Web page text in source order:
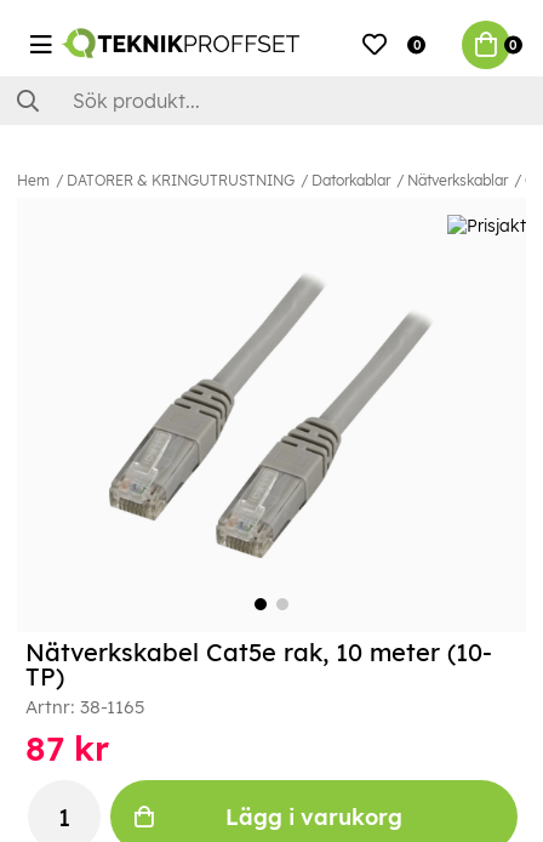
0 0
Hem DATORER & KRINGUTRUSTNING Datorkablar Nätverkskablar
Nätverkskabel Cat5e rak, 10 meter (10-
TP)
Artnr: 38-1165
87 kr
Lägg i varukorg